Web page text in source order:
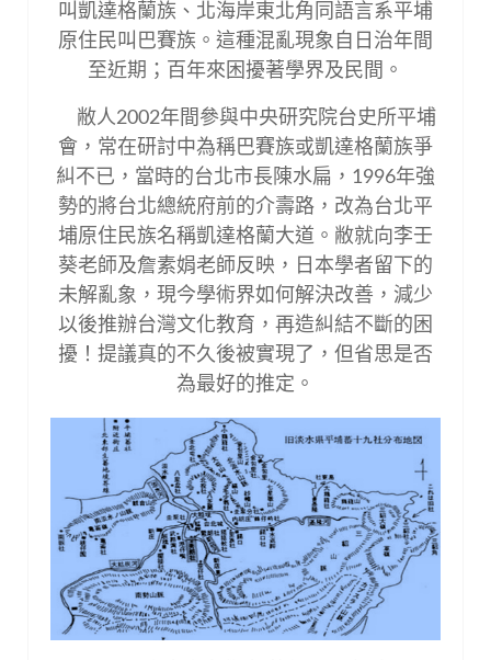
叫凱達格蘭族、北海岸東北角同語言系平埔
原住民叫巴賽族。這種混亂現象自日治年間
至近期；百年來困擾著學界及民間。
敝人2002年間參與中央研究院台史所平埔
會，常在研討中為稱巴賽族或凱達格蘭族爭
糾不已，當時的台北市長陳水扁，1996年強
勢的將台北總統府前的介壽路，改為台北平
埔原住民族名稱凱達格蘭大道。敝就向李壬
葵老師及詹素娟老師反映，日本學者留下的
未解亂象，現今學術界如何解決改善，減少
以後推辦台灣文化教育，再造糾結不斷的困
擾！提議真的不久後被實現了，但省思是否
為最好的推定。